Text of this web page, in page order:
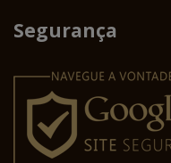
Segurança